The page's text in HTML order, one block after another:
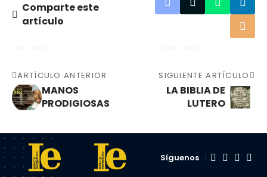
Comparte este
artículo
ARTÍCULO ANTERIOR
MANOS
PRODIGIOSAS
SIGUIENTE ARTÍCULO
LA BIBLIA DE
LUTERO
Síguenos